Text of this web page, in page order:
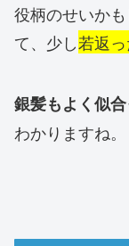
役柄のせいか
て、少し若返
銀髪もよく似
わかりますね。